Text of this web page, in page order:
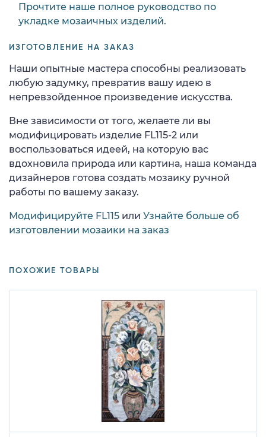
Прочтите наше полное руководство по
укладке мозаичных изделий.
ИЗГОТОВЛЕНИЕ НА ЗАКАЗ
Наши опытные мастера способны реализовать
любую задумку, превратив вашу идею в
непревзойденное произведение искусства.
Вне зависимости от того, желаете ли вы
модифицировать изделие FL115-2 или
воспользоваться идеей, на которую вас
вдохновила природа или картина, наша команда
дизайнеров готова создать мозаику ручной
работы по вашему заказу.
Модифицируйте FL115 или Узнайте больше об
изготовлении мозаики на заказ
ПОХОЖИЕ ТОВАРЫ